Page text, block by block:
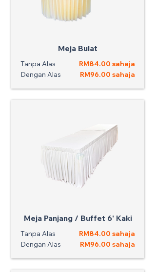
Meja Bulat
Tanpa Alas
RM84.00 sahaja
Dengan Alas
RM96.00 sahaja
Meja Panjang / Buffet 6' Kaki
Tanpa Alas
RM84.00 sahaja
Dengan Alas
RM96.00 sahaja